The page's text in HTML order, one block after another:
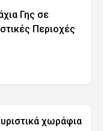
Γης σε
Περιοχές
χωράφια